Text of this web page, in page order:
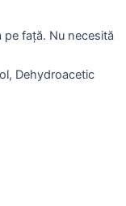
pe față. Nu necesită
Dehydroacetic